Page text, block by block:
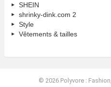
SHEIN
shrinky-dink.com 2
Style
Vêtements & tailles
© 2026 Polyvore :